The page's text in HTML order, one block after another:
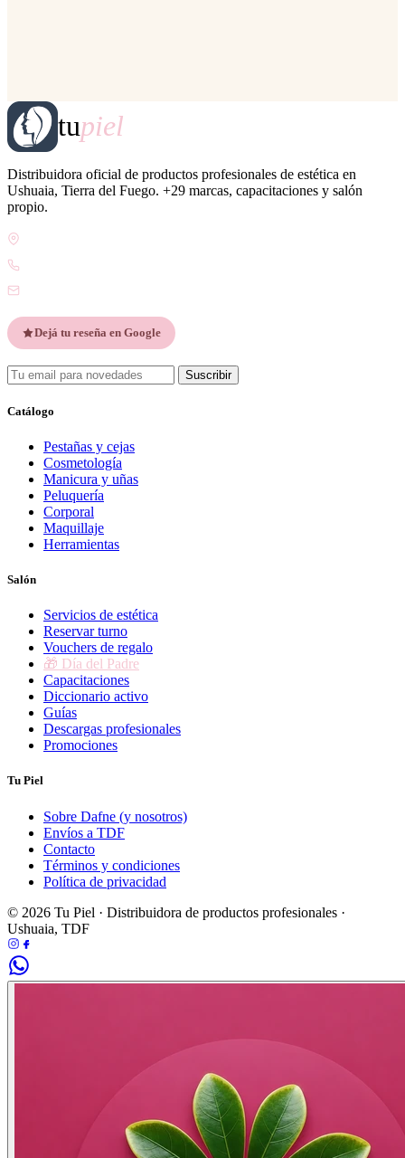
tupiel
Distribuidora oficial de productos profesionales de estética en
Ushuaia, Tierra del Fuego. +29 marcas, capacitaciones y salón
propio.
Dejá tu reseña en Google
Suscribir
Catálogo
Pestañas y cejas
Cosmetología
Manicura y uñas
Peluquería
Corporal
Maquillaje
Herramientas
Salón
Servicios de estética
Reservar turno
Vouchers de regalo
🎁 Día del Padre
Capacitaciones
Diccionario activo
Guías
Descargas profesionales
Promociones
Tu Piel
Sobre Dafne (y nosotros)
Envíos a TDF
Contacto
Términos y condiciones
Política de privacidad
© 2026 Tu Piel · Distribuidora de productos profesionales ·
Ushuaia, TDF